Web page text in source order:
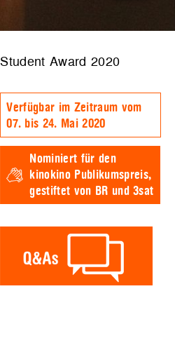
Student Award 2020
Verfügbar im Zeitraum vom
07. bis 24. Mai 2020
Nominiert für den
kinokino Publikumspreis,
gestiftet von BR und 3sat